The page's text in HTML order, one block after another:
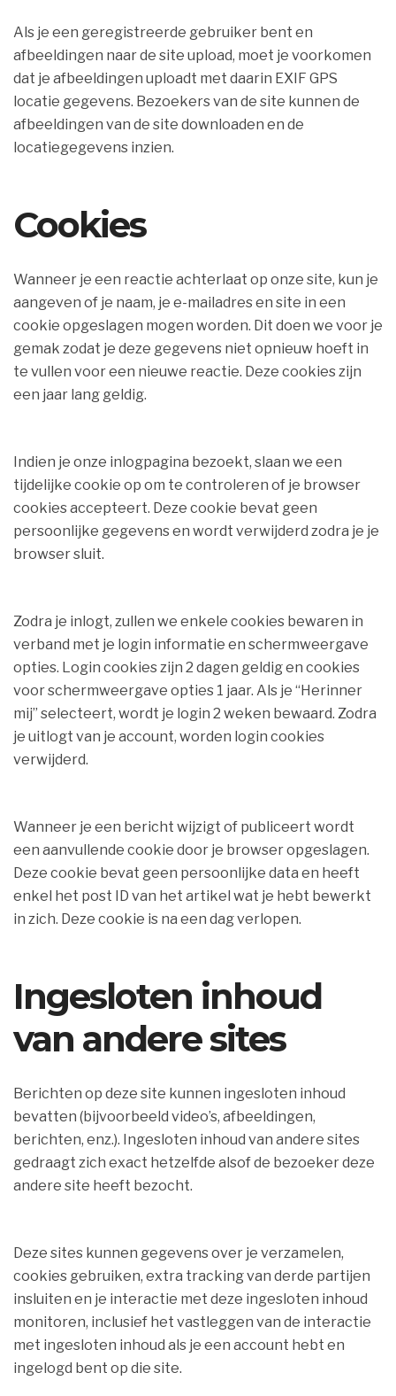
Als je een geregistreerde gebruiker bent en
afbeeldingen naar de site upload, moet je voorkomen
dat je afbeeldingen uploadt met daarin EXIF GPS
locatie gegevens. Bezoekers van de site kunnen de
afbeeldingen van de site downloaden en de
locatiegegevens inzien.
Cookies
Wanneer je een reactie achterlaat op onze site, kun je
aangeven of je naam, je e-mailadres en site in een
cookie opgeslagen mogen worden. Dit doen we voor je
gemak zodat je deze gegevens niet opnieuw hoeft in
te vullen voor een nieuwe reactie. Deze cookies zijn
een jaar lang geldig.
Indien je onze inlogpagina bezoekt, slaan we een
tijdelijke cookie op om te controleren of je browser
cookies accepteert. Deze cookie bevat geen
persoonlijke gegevens en wordt verwijderd zodra je je
browser sluit.
Zodra je inlogt, zullen we enkele cookies bewaren in
verband met je login informatie en schermweergave
opties. Login cookies zijn 2 dagen geldig en cookies
voor schermweergave opties 1 jaar. Als je “Herinner
mij” selecteert, wordt je login 2 weken bewaard. Zodra
je uitlogt van je account, worden login cookies
verwijderd.
Wanneer je een bericht wijzigt of publiceert wordt
een aanvullende cookie door je browser opgeslagen.
Deze cookie bevat geen persoonlijke data en heeft
enkel het post ID van het artikel wat je hebt bewerkt
in zich. Deze cookie is na een dag verlopen.
Ingesloten inhoud
van andere sites
Berichten op deze site kunnen ingesloten inhoud
bevatten (bijvoorbeeld video’s, afbeeldingen,
berichten, enz.). Ingesloten inhoud van andere sites
gedraagt zich exact hetzelfde alsof de bezoeker deze
andere site heeft bezocht.
Deze sites kunnen gegevens over je verzamelen,
cookies gebruiken, extra tracking van derde partijen
insluiten en je interactie met deze ingesloten inhoud
monitoren, inclusief het vastleggen van de interactie
met ingesloten inhoud als je een account hebt en
ingelogd bent op die site.